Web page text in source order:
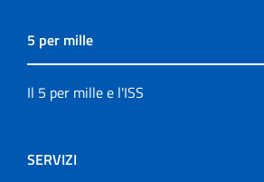
5 per mille
Il 5 per mille e l'ISS
SERVIZI